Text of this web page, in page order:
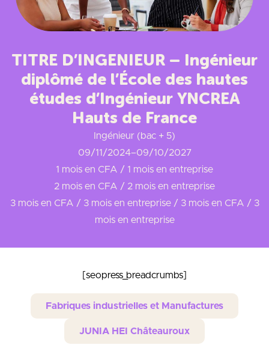
TITRE D’INGENIEUR – Ingénieur
diplômé de l’École des hautes
études d’Ingénieur YNCREA
Hauts de France
Ingénieur (bac + 5)
09/11/2024–09/10/2027
1 mois en CFA / 1 mois en entreprise
2 mois en CFA / 2 mois en entreprise
3 mois en CFA / 3 mois en entreprise / 3 mois en CFA / 3
mois en entreprise
[seopress_breadcrumbs]
Fabriques industrielles et Manufactures
JUNIA HEI Châteauroux